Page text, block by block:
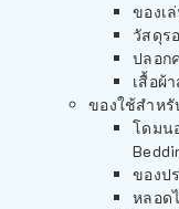
ของเ
วัสดุร
ปลอก
เสื้อผ้
ของใช้สำหรั
โดมน
ของป
หลอด